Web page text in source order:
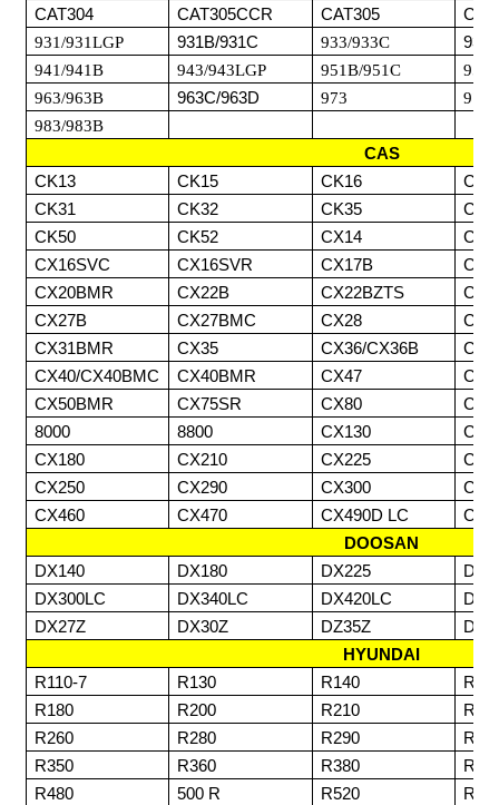
CAT304
CAT305CCR CAT305
931/931LGP
931B/931C 933/933C
941/941B
943/943LGP 951B/951C
953/
963/963B
963C/963D 973
977/
983/983B
CAS
CK13
CK15 CK16
CK31
CK32 CK35
CK50
CK52 CX14
CX16SVC
CX16SVR CX17B
CX20BMR
CX22B CX22BZTS
CX27B
CX27BMC CX28
CX31BMR
CX35 CX36/CX36B
CX40/CX40BMC
CX40BMR CX47
CX50BMR
CX75SR CX80
8000
8800 CX130
CX180
CX210 CX225
CX250
CX290 CX300
CX460
CX470 CX490D LC
DOOSAN
DX140
DX180 DX225
DX300LC
DX340LC DX420LC
DX27Z
DX30Z DZ35Z
HYUNDAI
R110-7
R130 R140
R180
R200 R210
R260
R280 R290
R350
R360 R380
R480
500 R R520